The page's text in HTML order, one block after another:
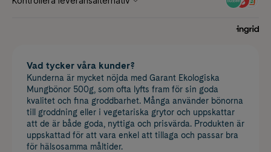
Vad tycker våra kunder?
Kunderna är mycket nöjda med Garant Ekologiska
Mungbönor 500g, som ofta lyfts fram för sin goda
kvalitet och fina groddbarhet. Många använder bönorna
till groddning eller i vegetariska grytor och uppskattar
att de är både goda, nyttiga och prisvärda. Produkten är
uppskattad för att vara enkel att tillaga och passar bra
för hälsosamma måltider.